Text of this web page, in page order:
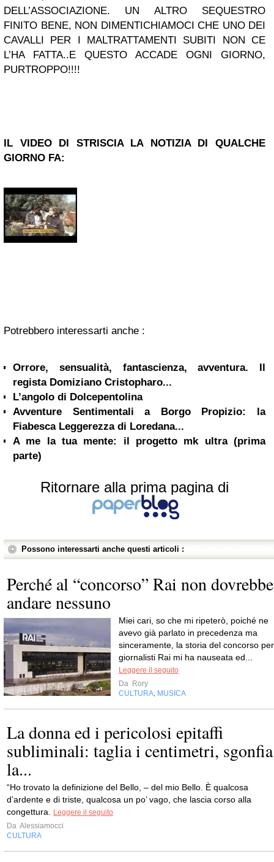
DELL’ASSOCIAZIONE. UN ALTRO SEQUESTRO
FINITO BENE, NON DIMENTICHIAMOCI CHE UNO DEI
CAVALLI PER I MALTRATTAMENTI SUBITI NON CE
L’HA FATTA..E QUESTO ACCADE OGNI GIORNO,
PURTROPPO!!!!
IL VIDEO DI STRISCIA LA NOTIZIA DI QUALCHE
GIORNO FA:
Potrebbero interessarti anche :
Orrore, sensualità, fantascienza, avventura. Il
regista Domiziano Cristopharo...
L’angolo di Dolcepentolina
Avventure Sentimentali a Borgo Propizio: la
Fiabesca Leggerezza di Loredana...
A me la tua mente: il progetto mk ultra (prima
parte)
Ritornare alla prima pagina di
Possono interessarti anche questi articoli :
Perché al “concorso” Rai non dovrebbe
andare nessuno
Miei cari, so che mi ripeterò, poiché ne
avevo già parlato in precedenza ma
sinceramente, la storia del concorso per
giornalisti Rai mi ha nauseata ed...
Leggere il seguito
Da Rory
CULTURA MUSICA
La donna ed i pericolosi epitaffi
subliminali: taglia i centimetri, sgonfia
la...
“Ho trovato la definizione del Bello, – del mio Bello. È qualcosa
d’ardente e di triste, qualcosa un po’ vago, che lascia corso alla
congettura.
Leggere il seguito
Da Alessiamocci
CULTURA